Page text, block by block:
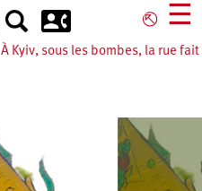
⎋ ☰
À Kyiv, sous les bombes, la rue fait